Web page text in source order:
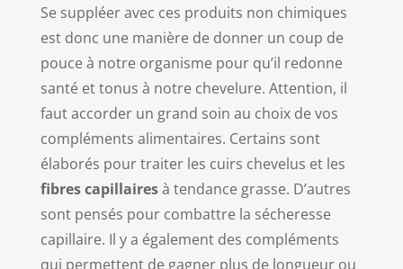
Se suppléer avec ces produits non chimiques
est donc une manière de donner un coup de
pouce à notre organisme pour qu’il redonne
santé et tonus à notre chevelure. Attention, il
faut accorder un grand soin au choix de vos
compléments alimentaires. Certains sont
élaborés pour traiter les cuirs chevelus et les
fibres capillairesà tendance grasse. D’autres
sont pensés pour combattre la sécheresse
capillaire. Il y a également des compléments
qui permettent de gagner plus de longueur ou